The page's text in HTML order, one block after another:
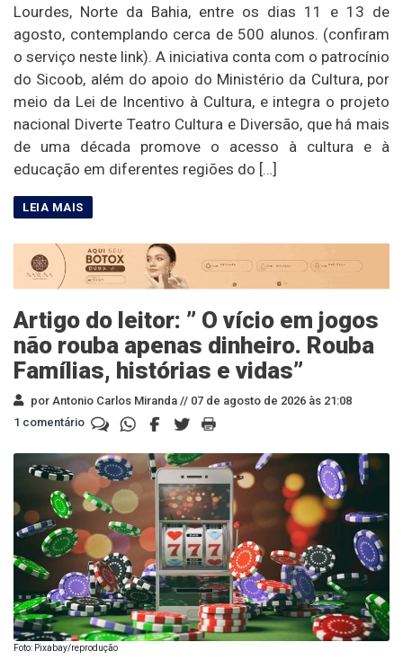
Lourdes, Norte da Bahia, entre os dias 11 e 13 de
agosto, contemplando cerca de 500 alunos. (confiram
o serviço neste link). A iniciativa conta com o patrocínio
do Sicoob, além do apoio do Ministério da Cultura, por
meio da Lei de Incentivo à Cultura, e integra o projeto
nacional Diverte Teatro Cultura e Diversão, que há mais
de uma década promove o acesso à cultura e à
educação em diferentes regiões do […]
Artigo do leitor: ” O vício em jogos
não rouba apenas dinheiro. Rouba
Famílias, histórias e vidas”
por Antonio Carlos Miranda // 07 de agosto de 2026 às 21:08
1 comentário
Foto: Pixabay/reprodução